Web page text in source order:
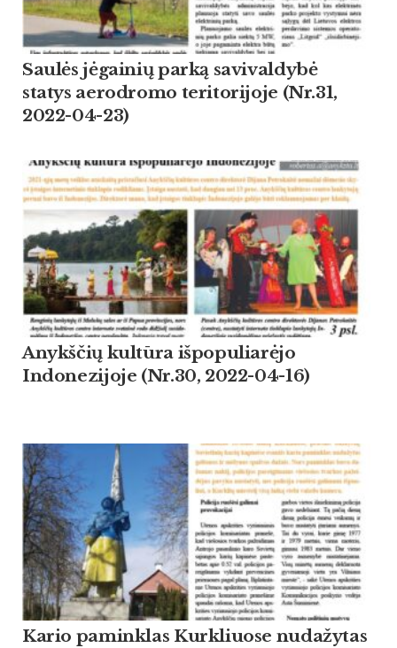
Saulės jėgainių parką savivaldybė
statys aerodromo teritorijoje (Nr.31,
2022-04-23)
Anykščių kultūra išpopuliarėjo
Indonezijoje (Nr.30, 2022-04-16)
Kario paminklas Kurkliuose nudažytas